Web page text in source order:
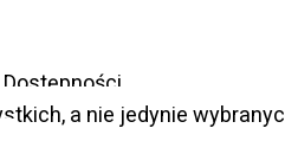
a nie jedynie
za sobą publikację
Trzecie Oko
Sam założyciel